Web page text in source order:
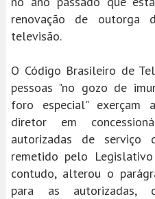
renovação de outorga
televisão.
O Código Brasileiro de
pessoas "no gozo de
foro especial" exerçam
diretor em
autorizadas de serviço
remetido pelo
contudo, alterou o
para as autorizadas,